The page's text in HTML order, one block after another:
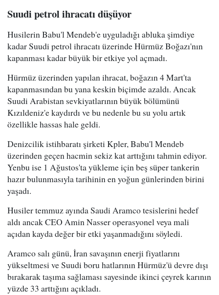
Suudi petrol ihracatı düşüyor
Husilerin Babu'l Mendeb'e uyguladığı abluka şimdiye
kadar Suudi petrol ihracatı üzerinde Hürmüz Boğazı'nın
kapanması kadar büyük bir etkiye yol açmadı.
Hürmüz üzerinden yapılan ihracat, boğazın 4 Mart'ta
kapanmasından bu yana keskin biçimde azaldı. Ancak
Suudi Arabistan sevkiyatlarının büyük bölümünü
Kızıldeniz'e kaydırdı ve bu nedenle bu su yolu artık
özellikle hassas hale geldi.
Denizcilik istihbaratı şirketi Kpler, Babu'l Mendeb
üzerinden geçen hacmin sekiz kat arttığını tahmin ediyor.
Yenbu ise 1 Ağustos'ta yükleme için beş süper tankerin
hazır bulunmasıyla tarihinin en yoğun günlerinden birini
yaşadı.
Husiler temmuz ayında Saudi Aramco tesislerini hedef
aldı ancak CEO Amin Nasser operasyonel veya mali
açıdan kayda değer bir etki yaşanmadığını söyledi.
Aramco salı günü, İran savaşının enerji fiyatlarını
yükseltmesi ve Suudi boru hatlarının Hürmüz'ü devre dışı
bırakarak taşıma sağlaması sayesinde ikinci çeyrek karının
yüzde 33 arttığını açıkladı.